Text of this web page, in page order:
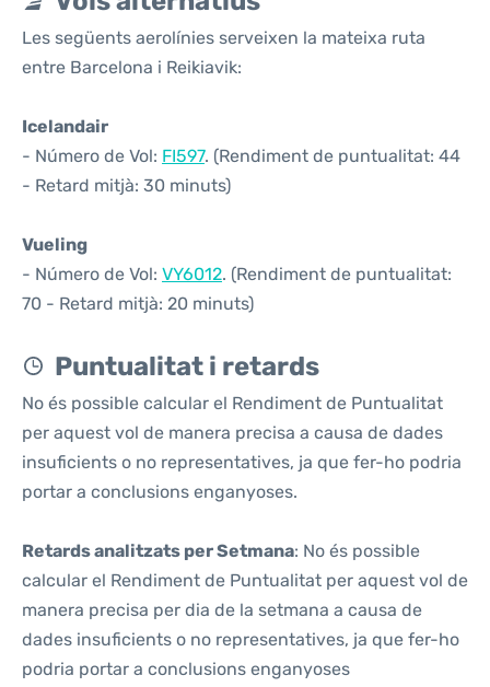
Les següents aerolínies serveixen la mateixa ruta
entre Barcelona i Reikiavik:
Icelandair
- Número de Vol: FI597. (Rendiment de puntualitat: 44
- Retard mitjà: 30 minuts)
Vueling
- Número de Vol: VY6012. (Rendiment de puntualitat:
70 - Retard mitjà: 20 minuts)
Puntualitat i retards
No és possible calcular el Rendiment de Puntualitat
per aquest vol de manera precisa a causa de dades
insuficients o no representatives, ja que fer-ho podria
portar a conclusions enganyoses.
Retards analitzats per Setmana: No és possible
calcular el Rendiment de Puntualitat per aquest vol de
manera precisa per dia de la setmana a causa de
dades insuficients o no representatives, ja que fer-ho
podria portar a conclusions enganyoses